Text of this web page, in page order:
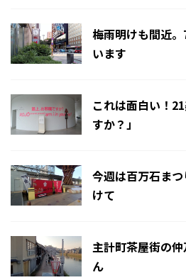
梅雨明けも間近
います
これは面白い！
すか？」
今週は百万石ま
けて
主計町茶屋街の
ん